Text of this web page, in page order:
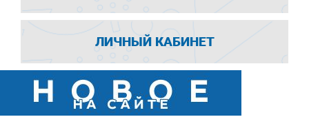
ЛИЧНЫЙ КАБИНЕТ